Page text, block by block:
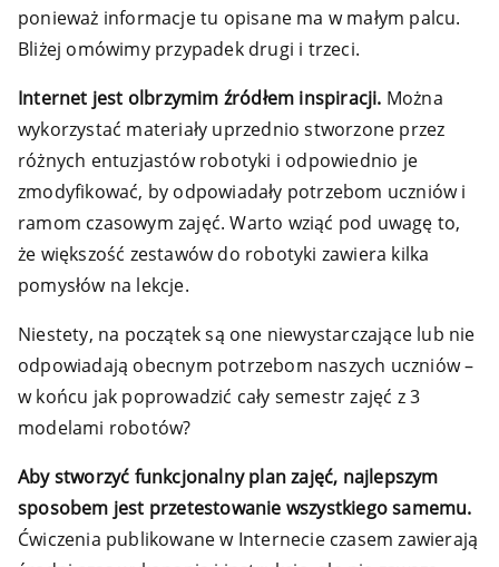
ponieważ informacje tu opisane ma w małym palcu.
Bliżej omówimy przypadek drugi i trzeci.
Internet jest olbrzymim źródłem inspiracji. Można
wykorzystać materiały uprzednio stworzone przez
różnych entuzjastów robotyki i odpowiednio je
zmodyfikować, by odpowiadały potrzebom uczniów i
ramom czasowym zajęć. Warto wziąć pod uwagę to,
że większość zestawów do robotyki zawiera kilka
pomysłów na lekcje.
Niestety, na początek są one niewystarczające lub nie
odpowiadają obecnym potrzebom naszych uczniów –
w końcu jak poprowadzić cały semestr zajęć z 3
modelami robotów?
Aby stworzyć funkcjonalny plan zajęć, najlepszym
sposobem jest przetestowanie wszystkiego samemu.
Ćwiczenia publikowane w Internecie czasem zawierają